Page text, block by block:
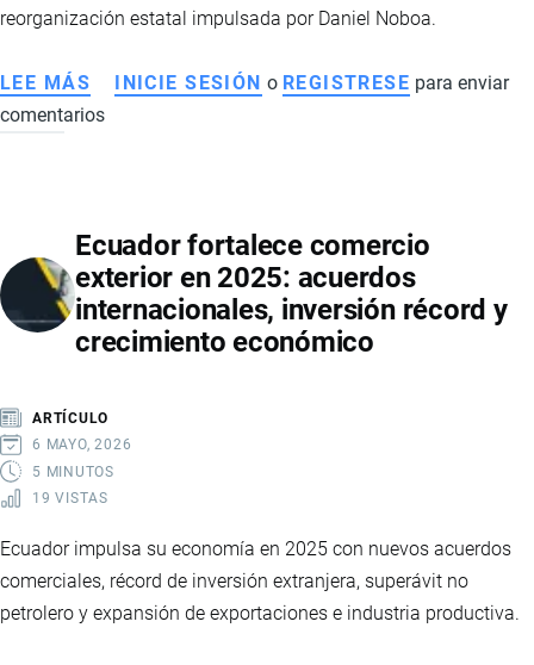
reorganización estatal impulsada por Daniel Noboa.
LEE MÁS SOBRE
ECUADOR
DE
INFRAESTRUCTURA
Y
TECNOLOGÍA:
LA
REFORMA
ESTATAL
DANIEL
INICIE SESIÓN o REGISTRESE para enviar
comentarios
Ecuador fortalece comercio
exterior en 2025: acuerdos
internacionales, inversión récord y
crecimiento económico
ARTÍCULO
6 MAYO, 2026
5 MINUTOS
19 VISTAS
Ecuador impulsa su economía en 2025 con nuevos acuerdos
comerciales, récord de inversión extranjera, superávit no
petrolero y expansión de exportaciones e industria productiva.